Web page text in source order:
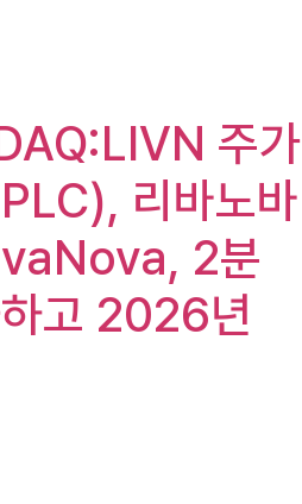
주가
리바노바
2분
고 2026년